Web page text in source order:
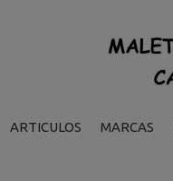
ARTICULOS MARCAS